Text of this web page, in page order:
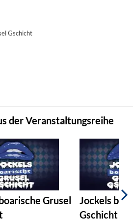
Gschicht
der Veranstaltungsreihe
Grusel
Jockels
Gschicht